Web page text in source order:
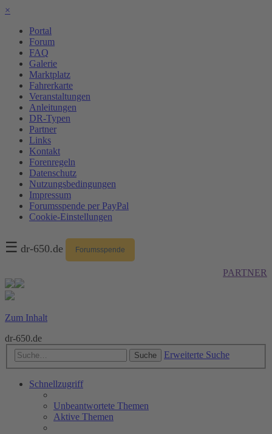
×
Portal
Forum
FAQ
Galerie
Marktplatz
Fahrerkarte
Veranstaltungen
Anleitungen
DR-Typen
Partner
Links
Kontakt
Forenregeln
Datenschutz
Nutzungsbedingungen
Impressum
Forumsspende per PayPal
Cookie-Einstellungen
☰ dr-650.de Forumsspende
PARTNER
Zum Inhalt
dr-650.de
Suche Erweiterte Suche
Schnellzugriff
Unbeantwortete Themen
Aktive Themen